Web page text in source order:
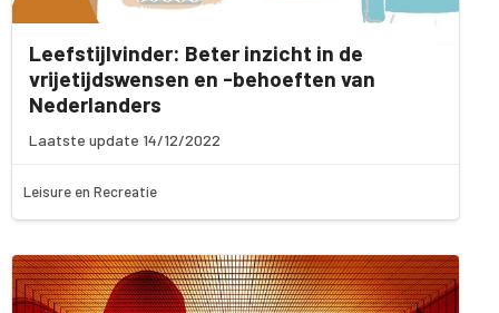
Leefstijlvinder: Beter inzicht in de
vrijetijdswensen en -behoeften van
Nederlanders
Laatste update 14/12/2022
Leisure en Recreatie